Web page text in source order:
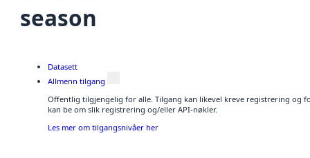
season
Datasett
Allmenn tilgang
Offentlig tilgjengelig for alle. Tilgang kan likevel kreve registrering og
kan be om slik registrering og/eller API-nøkler.
Les mer om tilgangsnivåer her